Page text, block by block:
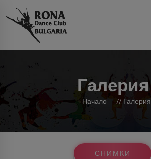
Галерия
Начало // Галерия
СНИМКИ